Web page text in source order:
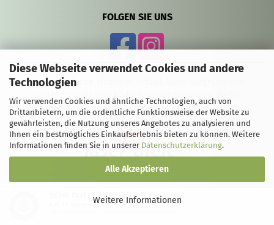
Diese Webseite verwendet Cookies und andere
Technologien
Wir verwenden Cookies und ähnliche Technologien, auch von
Drittanbietern, um die ordentliche Funktionsweise der Website zu
gewährleisten, die Nutzung unseres Angebotes zu analysieren und
Ihnen ein bestmögliches Einkaufserlebnis bieten zu können. Weitere
Informationen finden Sie in unserer Datenschutzerklärung.
Alle Akzeptieren
Weitere Informationen
FOLGEN SIE UNS
Die Gravurfarbe einzelner Artikel, kann aufgrund von
unterschiedlichen Bildschirmeinstellungen, nicht
authentisch wiedergegeben werden und farblich leicht
von den Produktbildern abweichen.
(4.8 / 5)
Bewertungen bei: amazon.de ⓘ